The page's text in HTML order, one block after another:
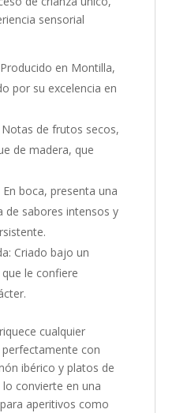
sensorial
en Montilla,
por su excelencia en
de frutos secos,
de madera, que
boca, presenta una
de sabores intensos y
Criado bajo un
le confiere
cualquier
con
ibérico y platos de
lo convierte en una
aperitivos como